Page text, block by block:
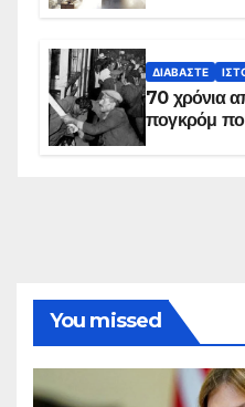
ΔΙΑΒΆΣΤΕ
70 χρόνια
πογκρόμ
You missed